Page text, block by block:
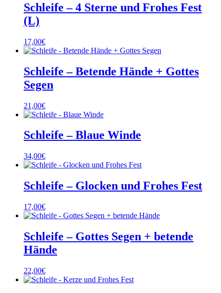
Schleife – 4 Sterne und Frohes Fest
(L)
17,00€
Schleife – Betende Hände + Gottes
Segen
21,00€
Schleife – Blaue Winde
34,00€
Schleife – Glocken und Frohes Fest
17,00€
Schleife – Gottes Segen + betende
Hände
22,00€